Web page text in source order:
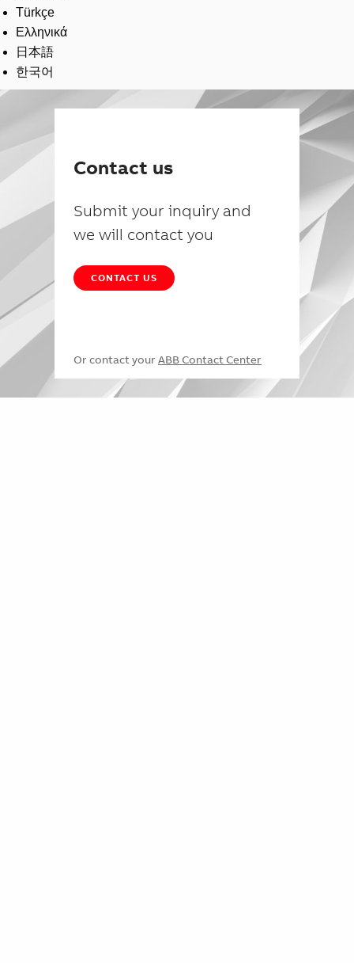
Türkçe
Ελληνικά
日本語
한국어
Contact us
Submit your inquiry and
we will contact you
CONTACT US
Or contact your ABB Contact Center